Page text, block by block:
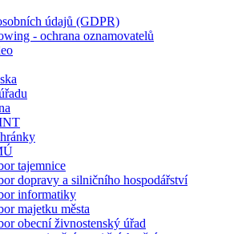
údajů (GDPR)
- ochrana oznamovatelů
tajemnice
dopravy a silničního hospodářství
informatiky
majetku města
obecní živnostenský úřad